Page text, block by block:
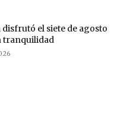
disfrutó el siete de agosto
tranquilidad